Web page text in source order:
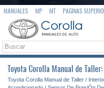
MANUALES MP MT PAGINAS
Toyota Corolla Manual de
Toyota Corolla Manual de Taller /